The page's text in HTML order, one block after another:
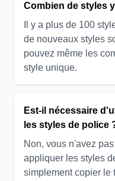
Combien de styles
Il y a plus de 100
de nouveaux styles
pouvez même les
style unique.
Est-il nécessaire
les styles de police
Non, vous n'avez
appliquer les styles
simplement copier le